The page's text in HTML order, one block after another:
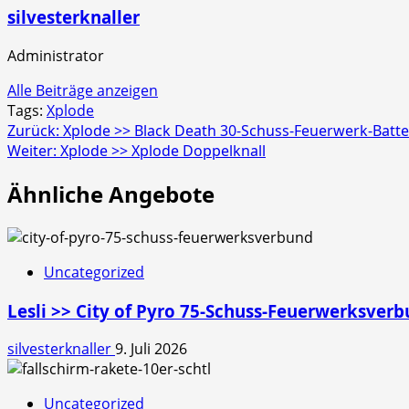
silvesterknaller
Administrator
Alle Beiträge anzeigen
Tags: Xplode
Beitragsnavigation
Zurück: Xplode >> Black Death 30-Schuss-Feuerwerk-
Weiter: Xplode >> Xplode Doppelknall
Ähnliche Angebote
Uncategorized
Lesli >> City of Pyro 75-Schuss-
silvesterknaller9. Juli 2026
Uncategorized